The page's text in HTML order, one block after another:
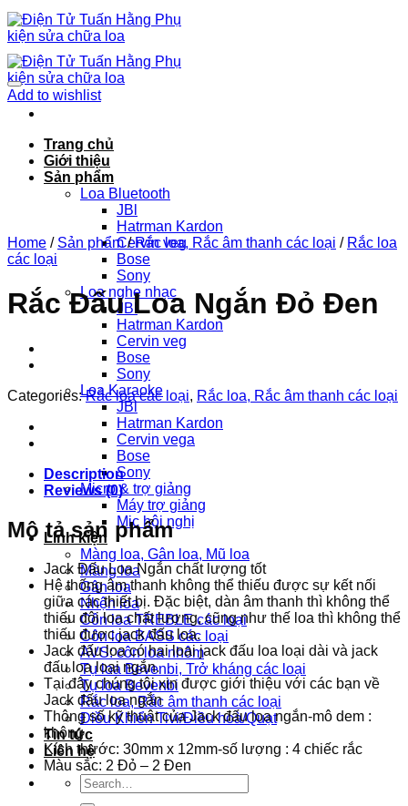
Chuyển
đến
nội
dung
Trang chủ
Giới thiệu
Sản phẩm
Loa Bluetooth
JBl
Hatrman Kardon
Cervin veg
Bose
Sony
Loa nghe nhạc
JBl
Hatrman Kardon
Cervin veg
Bose
Sony
Loa Karaoke
JBl
Hatrman Kardon
Cervin vega
Bose
Sony
Micro & trợ giảng
Máy trợ giảng
Mic hội nghị
Linh kiện
Màng loa, Gân loa, Mũ loa
Màng loa
Gân loa
Nhện loa
Côn loa TREBLE các loại
Côn loa BASS các loại
AVS: côn loa nhôm
Tụ loa Bevenbi, Trở kháng các loại
Tụ loa Bevenbi
Rắc loa, Rắc âm thanh các loại
Điều Khiển Tivi/Điều hoà/Quạt
Tin tức
Liên hệ
Search
for:
Add to wishlist
Home / Sản phẩm / Rắc loa, Rắc âm thanh các loại / Rắc loa
các loại
Rắc Đấu Loa Ngắn Đỏ Đen
Categories:Rắc loa các loại, Rắc loa, Rắc âm thanh các loại
Description
Reviews (0)
Mô tả sản phẩm
Jack Đấu Loa Ngắn chất lượng tốt
Hệ thống âm thanh không thể thiếu được sự kết nối
giữa các thiết bị. Đặc biệt, dàn âm thanh thì không thể
thiếu đôi loa chất lượng, cũng như thế loa thì không thể
thiếu được jack đấu loa.
Jack đấu loa có hai loại jack đấu loa loại dài và jack
đấu loa loại ngắn.
Tại đây chúng tôi xin được giới thiệu với các bạn về
Jack đấu loa ngắn
Thông số kỹ thuật của Jack đấu loa ngắn-mô dem :
không
Kích thước: 30mm x 12mm-số lượng : 4 chiếc rắc
Màu sắc: 2 Đỏ – 2 Đen